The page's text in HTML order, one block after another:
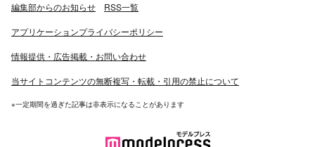
編集部からのお知らせ RSS一覧
アプリケーションプライバシーポリシー
情報提供・広告掲載・お問い合わせ
当サイトコンテンツの無断複写・転載・引用の禁止について
※一定期間を過ぎた記事は非表示になることがあります